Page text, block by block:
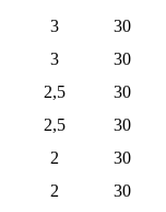
3
30
3
30
2,5
30
2,5
30
2
30
2
30